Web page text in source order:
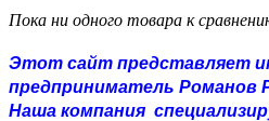
Пока ни одного товара к
Этот сайт представляет
предприниматель Романов
Наша компания